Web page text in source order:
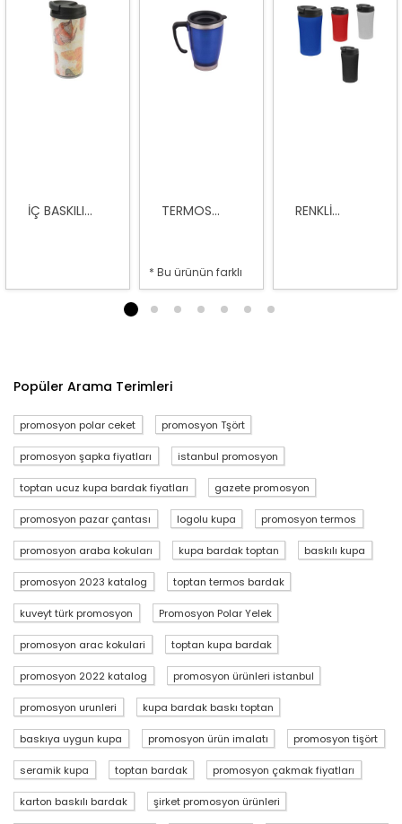
İÇ BASKILI... TERMOS...
* Bu ürünün farklı
RENKLI...
2 3 4 5 6 7
Popüler Arama Terimleri
promosyon polar ceket promosyon Tşört
promosyon şapka fiyatları istanbul promosyon
toptan ucuz kupa bardak fiyatları gazete promosyon
promosyon pazar çantası logolu kupa promosyon termos
promosyon araba kokuları kupa bardak toptan baskılı kupa
promosyon 2023 katalog toptan termos bardak
kuveyt türk promosyon Promosyon Polar Yelek
promosyon arac kokulari toptan kupa bardak
promosyon 2022 katalog promosyon ürünleri istanbul
promosyon urunleri kupa bardak baskı toptan
baskıya uygun kupa promosyon ürün imalatı promosyon tişört
seramik kupa toptan bardak promosyon çakmak fiyatları
karton baskılı bardak şirket promosyon ürünleri